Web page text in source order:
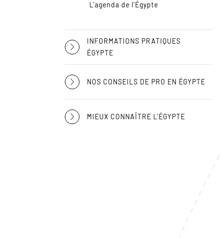
L'agenda de l'Égypte
INFORMATIONS PRATIQUES
ÉGYPTE
NOS CONSEILS DE PRO EN ÉGYPTE
MIEUX CONNAÎTRE L'ÉGYPTE